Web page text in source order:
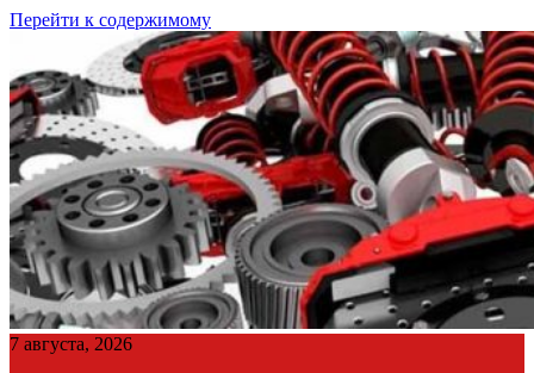
Перейти к содержимому
7 августа, 2026